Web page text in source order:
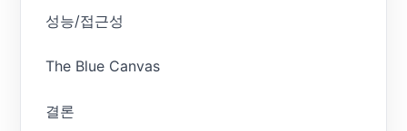
성능/접근성
The Blue Canvas
결론